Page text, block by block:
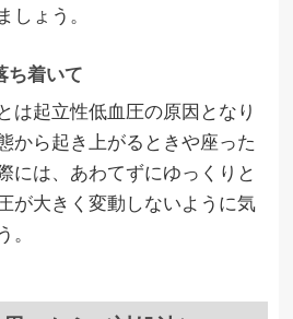
しょう。
ち着いて
は起立性低血圧の原因となり
から起き上がるときや座った
には、あわてずにゆっくりと
が大きく変動しないように気